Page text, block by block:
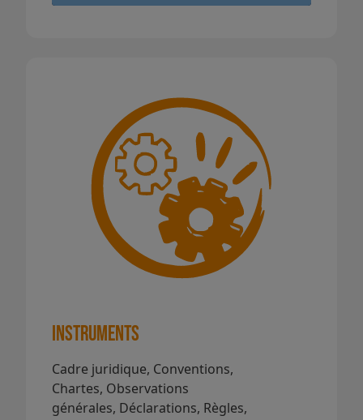
Instruments
Cadre juridique, Conventions,
Chartes, Observations
générales, Déclarations, Règles,